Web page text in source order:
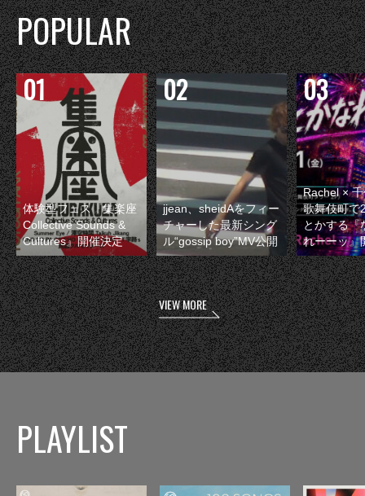
POPULAR
体験型フェス『集楽座
Collective Sounds &
Cultures』開催決定
jjean、sheidAをフィー
チャーした最新シング
ル“gossip boy”MV公開
Rachel ×
歌舞伎町で
とかする『
れーーッ』
VIEW MORE
PLAYLIST